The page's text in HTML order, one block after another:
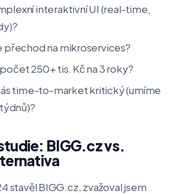
interaktivní UI (real-time,
přechod na mikroservices?
250+ tis. Kč na 3 roky?
time-to-market kritický (umíme
BIGG.cz vs.
stavěl BIGG.cz, zvažoval jsem